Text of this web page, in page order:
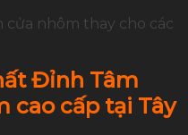
cửa nhôm thay cho các
Đỉnh Tâm
cao cấp tại Tây